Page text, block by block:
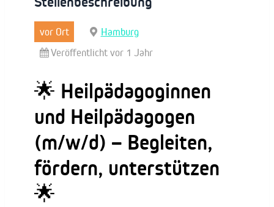
vor Ort
Hamburg
Veröffentlicht vor 1 Jahr
🌟 Heilpädagoginnen
und Heilpädagogen
(m/w/d) – Begleiten,
fördern, unterstützen
🌟